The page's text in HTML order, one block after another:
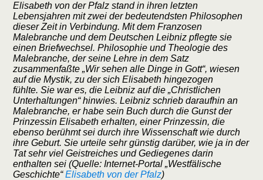
Elisabeth von der Pfalz stand in ihren letzten
Lebensjahren mit zwei der bedeutendsten Philosophen
dieser Zeit in Verbindung. Mit dem Franzosen
Malebranche und dem Deutschen Leibniz pflegte sie
einen Briefwechsel. Philosophie und Theologie des
Malebranche, der seine Lehre in dem Satz
zusammenfaßte „Wir sehen alle Dinge in Gott“, wiesen
auf die Mystik, zu der sich Elisabeth hingezogen
fühlte. Sie war es, die Leibniz auf die „Christlichen
Unterhaltungen“ hinwies. Leibniz schrieb daraufhin an
Malebranche, er habe sein Buch durch die Gunst der
Prinzessin Elisabeth erhalten, einer Prinzessin, die
ebenso berühmt sei durch ihre Wissenschaft wie durch
ihre Geburt. Sie urteile sehr günstig darüber, wie ja in der
Tat sehr viel Geistreiches und Gediegenes darin
enthalten sei (Quelle: Internet-Portal „Westfälische
Geschichte“Elisabeth von der Pfalz)